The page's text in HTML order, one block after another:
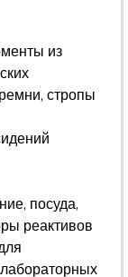
из
стропы
посуда,
реактивов